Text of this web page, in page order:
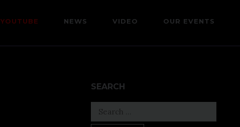
YOUTUBE NEWS VIDEO OUR EVENTS
SEARCH
Search
for: